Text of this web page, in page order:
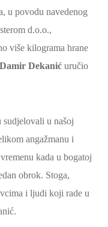
u povodu navedenog
d.o.o.,
više kilograma hrane
Damir Dekanić uručio
u našoj
angažmanu i
kada u bogatoj
obrok. Stoga,
i ljudi koji rade u